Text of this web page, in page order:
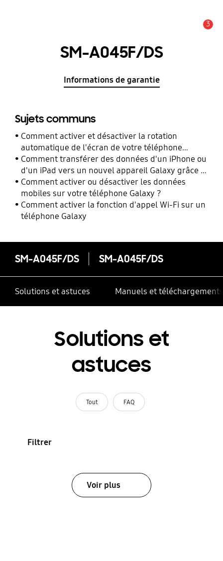
3
SM-A045F/DS
Informations de garantie
Sujets communs
Comment activer et désactiver la rotation
automatique de l'écran de votre téléphone
Galaxy ?
Comment transférer des données d'un iPhone ou
d'un iPad vers un nouvel appareil Galaxy grâce à
Smart Switch ?
Comment activer ou désactiver les données
mobiles sur votre téléphone Galaxy ?
Comment activer la fonction d'appel Wi-Fi sur un
téléphone Galaxy
SM-A045F/DS SM-A045F/DS
Solutions et astuces Manuels et téléchargements
Solutions et
astuces
Tout FAQ
Filtrer
Voir plus